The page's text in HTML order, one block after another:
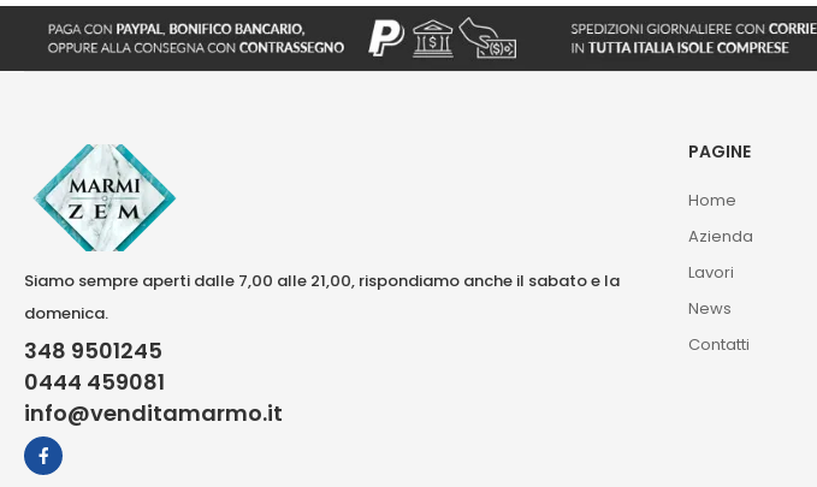
Siamo sempre aperti dalle 7,00 alle 21,00, rispondiamo anche il sabato e la
domenica.
348 9501245
0444 459081
info@venditamarmo.it
PAGINE
Home
Azienda
Lavori
News
Contatti